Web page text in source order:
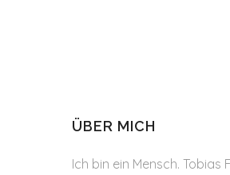
ÜBER MICH
Ich bin ein Mensch. Tobias